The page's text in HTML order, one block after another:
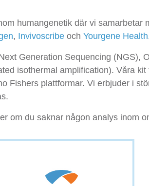
humangenetik där vi samarbetar
, Invivoscribe och Yourgene Health
Generation Sequencing (NGS),
isothermal amplification). Våra
Fishers plattformar. Vi erbjuder i
om du saknar någon analys inom